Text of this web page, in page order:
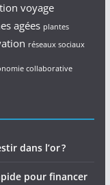
voyage
agées plantes
réseaux sociaux
collaborative
dans l’or ?
pour financer